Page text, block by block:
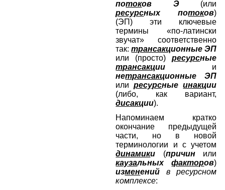
потоков Э (или
ресурсных потоков)
(ЭП) эти ключевые
термины «по-латински
звучат» соответственно
так:трансакционные ЭП
или (просто)ресурсные
трансакции и
нетрансакционные ЭП
илиресурсныеинакции
(либо, как вариант,
дисакции).
Напоминаем кратко
окончание предыдущей
части, но в новой
терминологии и с учетом
динамики (причинили
каузальныхфакторов)
изменений в ресурсном
комплексе: